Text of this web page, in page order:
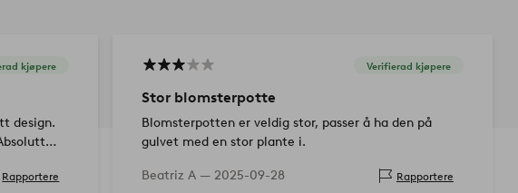
kjøpere
design.
Rapportere
Verifierad kjøpere
Stor blomsterpotte
Blomsterpotten er veldig stor, passer å ha den på
gulvet med en stor plante i.
Beatriz A — 2025-09-28 Rapportere